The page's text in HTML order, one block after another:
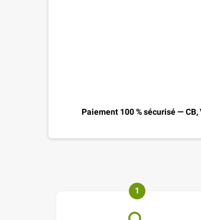
Paiement 100 % sécurisé —
1